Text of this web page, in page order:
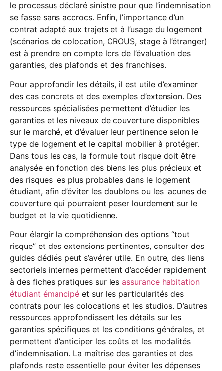
le processus déclaré sinistre pour que l’indemnisation
se fasse sans accrocs. Enfin, l’importance d’un
contrat adapté aux trajets et à l’usage du logement
(scénarios de colocation, CROUS, stage à l’étranger)
est à prendre en compte lors de l’évaluation des
garanties, des plafonds et des franchises.
Pour approfondir les détails, il est utile d’examiner
des cas concrets et des exemples d’extension. Des
ressources spécialisées permettent d’étudier les
garanties et les niveaux de couverture disponibles
sur le marché, et d’évaluer leur pertinence selon le
type de logement et le capital mobilier à protéger.
Dans tous les cas, la formule tout risque doit être
analysée en fonction des biens les plus précieux et
des risques les plus probables dans le logement
étudiant, afin d’éviter les doublons ou les lacunes de
couverture qui pourraient peser lourdement sur le
budget et la vie quotidienne.
Pour élargir la compréhension des options “tout
risque” et des extensions pertinentes, consulter des
guides dédiés peut s’avérer utile. En outre, des liens
sectoriels internes permettent d’accéder rapidement
à des fiches pratiques sur les assurance habitation
étudiant émancipé et sur les particularités des
contrats pour les colocations et les studios. D’autres
ressources approfondissent les détails sur les
garanties spécifiques et les conditions générales, et
permettent d’anticiper les coûts et les modalités
d’indemnisation. La maîtrise des garanties et des
plafonds reste essentielle pour éviter les dépenses